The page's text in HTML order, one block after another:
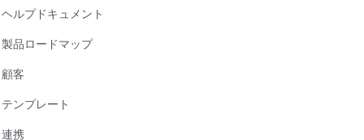
ヘルプドキュメント
製品ロードマップ
顧客
テンプレート
連携